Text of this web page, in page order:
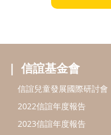
信誼基金會
信誼兒童發展國際研討會
2022信誼年度報告
2023信誼年度報告